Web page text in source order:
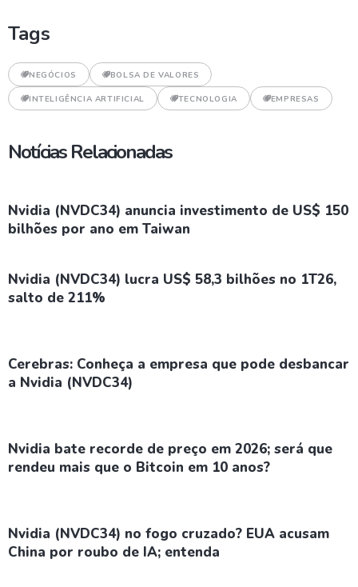
Tags
NEGÓCIOS BOLSA DE VALORES
INTELIGÊNCIA ARTIFICIAL TECNOLOGIA EMPRESAS
Notícias Relacionadas
Nvidia (NVDC34) anuncia investimento de US$ 150
bilhões por ano em Taiwan
Nvidia (NVDC34) lucra US$ 58,3 bilhões no 1T26,
salto de 211%
Cerebras: Conheça a empresa que pode desbancar
a Nvidia (NVDC34)
Nvidia bate recorde de preço em 2026; será que
rendeu mais que o Bitcoin em 10 anos?
Nvidia (NVDC34) no fogo cruzado? EUA acusam
China por roubo de IA; entenda